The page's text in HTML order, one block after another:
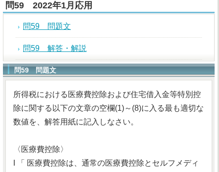
問59 2022年1月応用
問59 問題文
問59 解答・解説
問59 問題文
所得税における医療費控除および住宅借入金等特別控
除に関する以下の文章の空欄(1)～(8)に入る最も適切な
数値を、解答用紙に記入しなさい。
〈医療費控除〉
I 「 医療費控除は、通常の医療費控除とセルフメディ